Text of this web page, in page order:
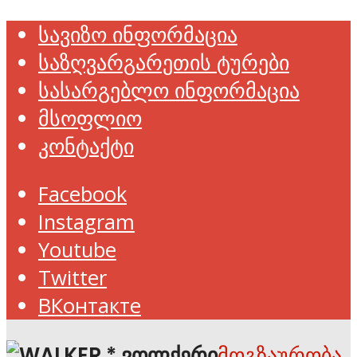
სავიზო ინფორმაცია
საზღვარგარეთის ტურები
სასარგებლო ინფორმაცია
მსოფლიო
კონტაქტი
Facebook
Instagram
Youtube
Twitter
ВКонтакте